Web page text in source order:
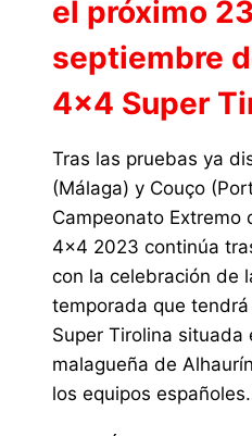
el próximo
septiembre
4×4 Super
Tras las pruebas ya
(Málaga) y Couço
Campeonato Extremo
4×4 2023 continúa
con la celebración de
temporada que
Super Tirolina situada
malagueña de
los equipos